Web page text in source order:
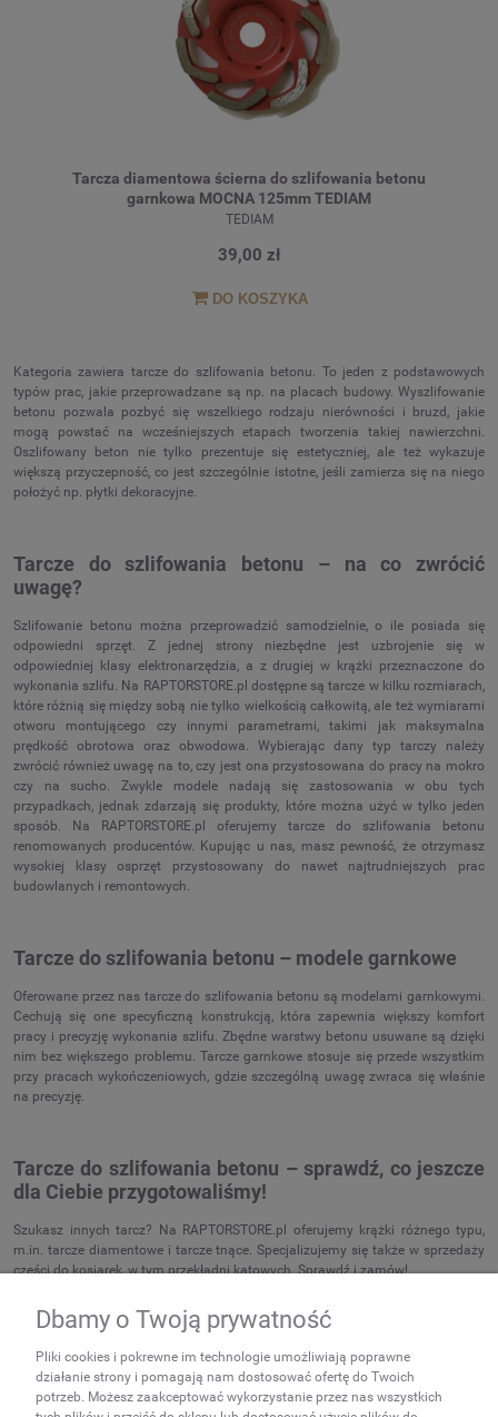
Tarcza diamentowa ścierna do szlifowania betonu
garnkowa MOCNA 125mm TEDIAM
TEDIAM
39,00 zł
DO KOSZYKA
Kategoria zawiera tarcze do szlifowania betonu. To jeden z podstawowych
typów prac, jakie przeprowadzane są np. na placach budowy. Wyszlifowanie
betonu pozwala pozbyć się wszelkiego rodzaju nierówności i bruzd, jakie
mogą powstać na wcześniejszych etapach tworzenia takiej nawierzchni.
Oszlifowany beton nie tylko prezentuje się estetyczniej, ale też wykazuje
większą przyczepność, co jest szczególnie istotne, jeśli zamierza się na niego
położyć np. płytki dekoracyjne.
Tarcze do szlifowania betonu – na co zwrócić
uwagę?
Szlifowanie betonu można przeprowadzić samodzielnie, o ile posiada się
odpowiedni sprzęt. Z jednej strony niezbędne jest uzbrojenie się w
odpowiedniej klasy elektronarzędzia, a z drugiej w krążki przeznaczone do
wykonania szlifu. Na RAPTORSTORE.pl dostępne są tarcze w kilku rozmiarach,
które różnią się między sobą nie tylko wielkością całkowitą, ale też wymiarami
otworu montującego czy innymi parametrami, takimi jak maksymalna
prędkość obrotowa oraz obwodowa. Wybierając dany typ tarczy należy
zwrócić również uwagę na to, czy jest ona przystosowana do pracy na mokro
czy na sucho. Zwykle modele nadają się zastosowania w obu tych
przypadkach, jednak zdarzają się produkty, które można użyć w tylko jeden
sposób. Na RAPTORSTORE.pl oferujemy tarcze do szlifowania betonu
renomowanych producentów. Kupując u nas, masz pewność, że otrzymasz
wysokiej klasy osprzęt przystosowany do nawet najtrudniejszych prac
budowlanych i remontowych.
Tarcze do szlifowania betonu – modele garnkowe
Oferowane przez nas tarcze do szlifowania betonu są modelami garnkowymi.
Cechują się one specyficzną konstrukcją, która zapewnia większy komfort
pracy i precyzję wykonania szlifu. Zbędne warstwy betonu usuwane są dzięki
nim bez większego problemu. Tarcze garnkowe stosuje się przede wszystkim
przy pracach wykończeniowych, gdzie szczególną uwagę zwraca się właśnie
na precyzję.
Tarcze do szlifowania betonu – sprawdź, co jeszcze
dla Ciebie przygotowaliśmy!
Szukasz innych tarcz? Na RAPTORSTORE.pl oferujemy krążki różnego typu,
m.in. tarcze diamentowe i tarcze tnące. Specjalizujemy się także w sprzedaży
części do kosiarek, w tym przekładni kątowych. Sprawdź i zamów!
NEWSLETTER
Podaj swój adres e-mail, jeżeli
chcesz otrzymywać
Dbamy o Twoją prywatność
Pliki cookies i pokrewne im technologie umożliwiają poprawne
działanie strony i pomagają nam dostosować ofertę do Twoich
potrzeb. Możesz zaakceptować wykorzystanie przez nas wszystkich